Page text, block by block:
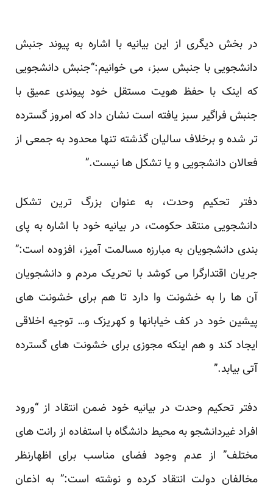
در بخش دیگری از این بیانیه با اشاره به پیوند جنبش
دانشجویی با جنبش سبز، می خوانیم:“جنبش دانشجویی
که اینک با حفظ هویت مستقل خود پیوندی عمیق با
جنبش فراگیر سبز یافته است نشان داد که امروز گسترده
تر شده و برخلاف سالیان گذشته تنها محدود به جمعی از
فعالان دانشجویی و یا تشکل ها نیست.”
دفتر تحکیم وحدت، به عنوان بزرگ ترین تشکل
دانشجویی منتقد حکومت، در بیانیه خود با اشاره به پای
بندی دانشجویان به مبارزه مسالمت آمیز، افزوده است:”
جریان اقتدارگرا می کوشد با تحریک مردم و دانشجویان
آن ها را به خشونت وا دارد تا هم برای خشونت های
پیشین خود در کف خیابانها و کهریزک و… توجیه اخلاقی
ایجاد کند و هم اینکه مجوزی برای خشونت های گسترده
آتی بیابد.”
دفتر تحکیم وحدت در بیانیه خود ضمن انتقاد از “ورود
افراد غیردانشجو به محیط دانشگاه با استفاده از رانت های
مختلف” از عدم وجود فضای مناسب برای اظهارنظر
مخالفان دولت انتقاد کرده و نوشته است:” به اذعان